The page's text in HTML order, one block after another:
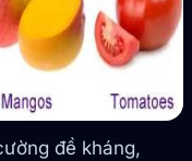
đề kháng,